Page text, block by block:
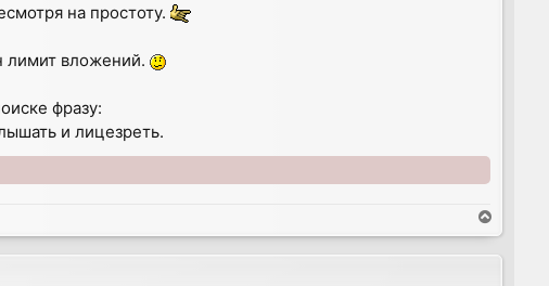
на простоту.
лимит вложений.
фразу:
и лицезреть.
o
p